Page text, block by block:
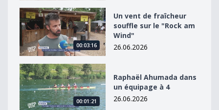
Un vent de fraîcheur souffle sur le &quot;Rock am
00:03:16
Un vent de fraîcheur
souffle sur le "Rock am
Wind"
26.06.2026
Raphaël Ahumada dans un équipage à 4
00:01:21
Raphaël Ahumada dans
un équipage à 4
26.06.2026